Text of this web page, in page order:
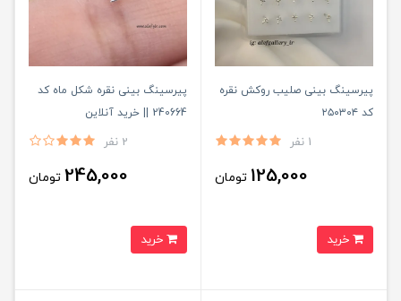
پیرسینگ بینی صلیب روکش نقره
کد ۲۵۰۳۰۴
1 نفر
125,000 تومان
پیرسینگ بینی نقره شکل ماه کد
240664 || خرید آنلاین
2 نفر
245,000 تومان